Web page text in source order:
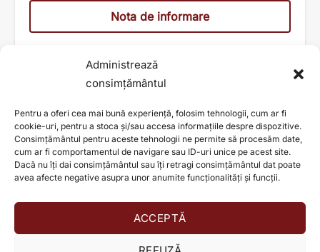
Administrează
consimțământul
Pentru a oferi cea mai bună experiență, folosim tehnologii, cum ar fi
cookie-uri, pentru a stoca și/sau accesa informațiile despre dispozitive.
Consimțământul pentru aceste tehnologii ne permite să procesăm date,
cum ar fi comportamentul de navigare sau ID-uri unice pe acest site.
Dacă nu îți dai consimțământul sau îți retragi consimțământul dat poate
avea afecte negative asupra unor anumite funcționalități și funcții.
ACCEPTĂ
Nota de informare
AJUTĂ ȘI TU LA SCHIMBAREA UNEI VIEȚI!